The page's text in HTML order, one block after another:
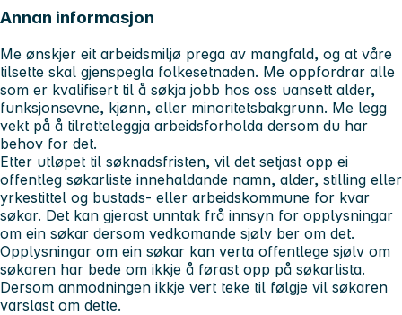
Annan informasjon
Me ønskjer eit arbeidsmiljø prega av mangfald, og at våre
tilsette skal gjenspegla folkesetnaden. Me oppfordrar alle
som er kvalifisert til å søkja jobb hos oss uansett alder,
funksjonsevne, kjønn, eller minoritetsbakgrunn. Me legg
vekt på å tilretteleggja arbeidsforholda dersom du har
behov for det.
Etter utløpet til søknadsfristen, vil det setjast opp ei
offentleg søkarliste innehaldande namn, alder, stilling eller
yrkestittel og bustads- eller arbeidskommune for kvar
søkar. Det kan gjerast unntak frå innsyn for opplysningar
om ein søkar dersom vedkomande sjølv ber om det.
Opplysningar om ein søkar kan verta offentlege sjølv om
søkaren har bede om ikkje å førast opp på søkarlista.
Dersom anmodningen ikkje vert teke til følgje vil søkaren
varslast om dette.